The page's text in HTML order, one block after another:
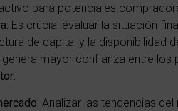
para potenciales
Es crucial evaluar la situación
de capital y la disponibilidad
mayor confianza entre los
Analizar las tendencias